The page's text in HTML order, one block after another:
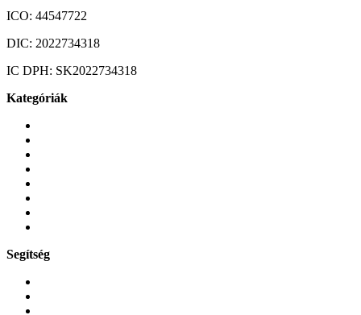
ICO: 44547722
DIC: 2022734318
IC DPH: SK2022734318
Kategóriák
Segítség